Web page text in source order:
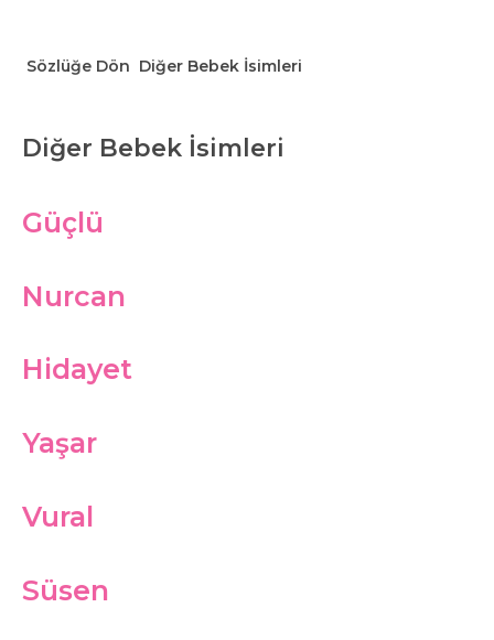
Sözlüğe Dön Diğer Bebek İsimleri
Diğer Bebek İsimleri
Güçlü
Nurcan
Hidayet
Yaşar
Vural
Süsen